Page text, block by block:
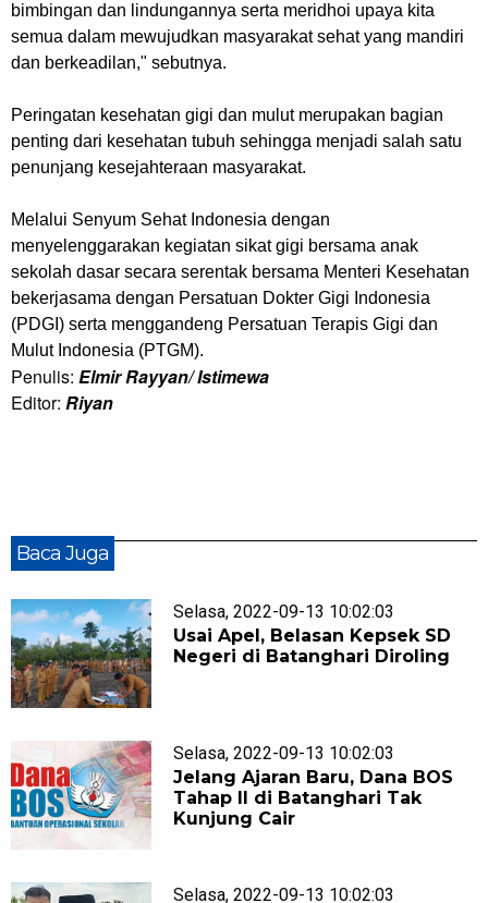
bimbingan dan lindungannya serta meridhoi upaya kita
semua dalam mewujudkan masyarakat sehat yang mandiri
dan berkeadilan," sebutnya.
Peringatan kesehatan gigi dan mulut merupakan bagian
penting dari kesehatan tubuh sehingga menjadi salah satu
penunjang kesejahteraan masyarakat.
Melalui Senyum Sehat Indonesia dengan
menyelenggarakan kegiatan sikat gigi bersama anak
sekolah dasar secara serentak bersama Menteri Kesehatan
bekerjasama dengan Persatuan Dokter Gigi Indonesia
(PDGI) serta menggandeng Persatuan Terapis Gigi dan
Mulut Indonesia (PTGM).
Penulis: Elmir Rayyan/ Istimewa
Editor: Riyan
Baca Juga
Selasa, 2022-09-13 10:02:03
Usai Apel, Belasan Kepsek SD
Negeri di Batanghari Diroling
Selasa, 2022-09-13 10:02:03
Jelang Ajaran Baru, Dana BOS
Tahap II di Batanghari Tak
Kunjung Cair
Selasa, 2022-09-13 10:02:03